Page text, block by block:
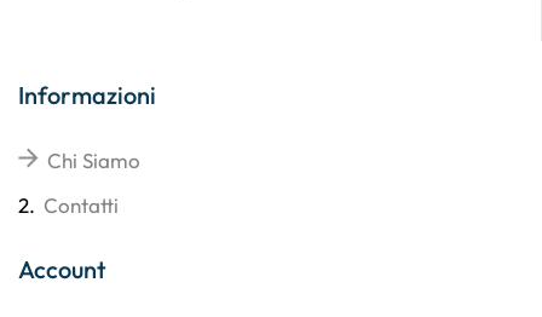
Informazioni
Chi Siamo
2. Contatti
Account